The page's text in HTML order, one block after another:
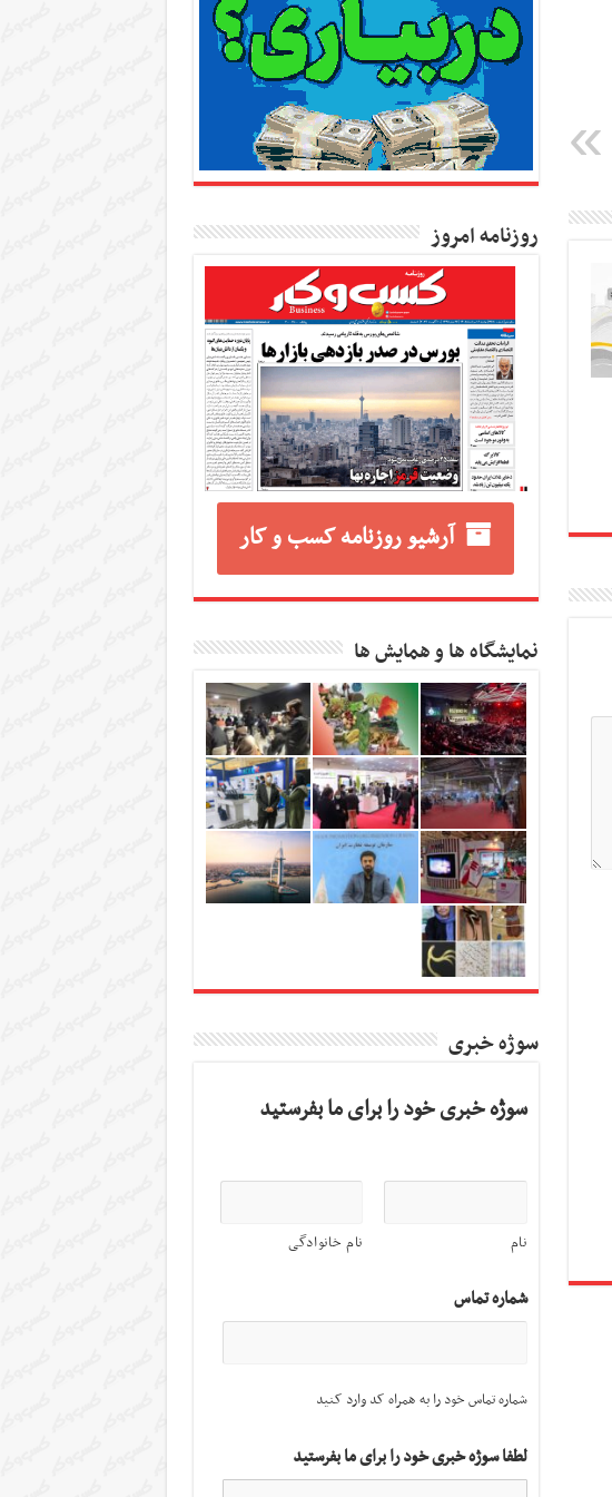
روزنامه امروز
آرشیو روزنامه کسب و کار
نمایشگاه ها و همایش ها
سوژه خبری
سوژه خبری خود را برای ما بفرستید
نام نام خانوادگی
شماره تماس
شماره تماس خود را به همراه کد وارد کنید
لطفا سوژه خبری خود را برای ما بفرستید